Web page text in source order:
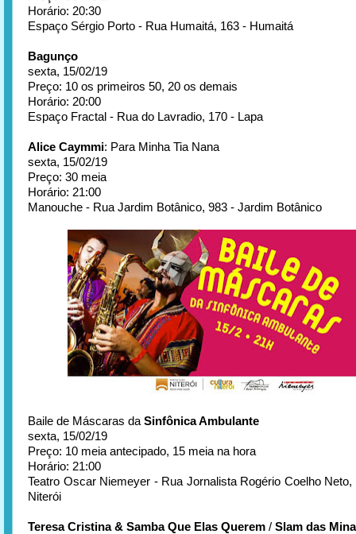
Horário: 20:30
Espaço Sérgio Porto - Rua Humaitá, 163 - Humaitá
Bagunço
sexta, 15/02/19
Preço: 10 os primeiros 50, 20 os demais
Horário: 20:00
Espaço Fractal - Rua do Lavradio, 170 - Lapa
Alice Caymmi: Para Minha Tia Nana
sexta, 15/02/19
Preço: 30 meia
Horário: 21:00
Manouche - Rua Jardim Botânico, 983 - Jardim Botânico
Baile de Máscaras da Sinfônica Ambulante
sexta, 15/02/19
Preço: 10 meia antecipado, 15 meia na hora
Horário: 21:00
Teatro Oscar Niemeyer - Rua Jornalista Rogério Coelho
Niterói
Teresa Cristina & Samba Que Elas Querem / Slam das